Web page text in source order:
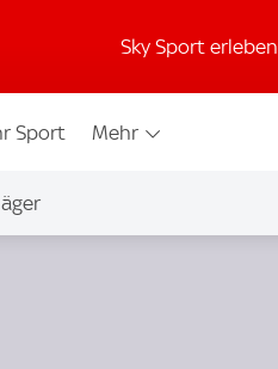
Sky Sport erleben
Sport Mehr